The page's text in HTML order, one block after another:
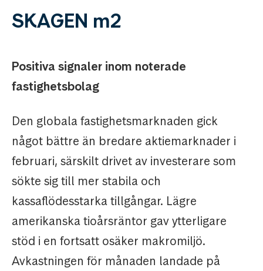
SKAGEN m2
Positiva signaler inom noterade
fastighetsbolag
Den globala fastighetsmarknaden gick
något bättre än bredare aktiemarknader i
februari, särskilt drivet av investerare som
sökte sig till mer stabila och
kassaflödesstarka tillgångar. Lägre
amerikanska tioårsräntor gav ytterligare
stöd i en fortsatt osäker makromiljö.
Avkastningen för månaden landade på